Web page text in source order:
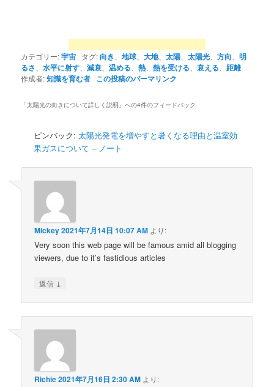
カテゴリー:宇宙 タグ:向き 、地球 、大地、太陽 、太陽光 、方向 、明
るさ
、水平に射す 、減衰 、温める 、熱 、熱を受ける 、衰える 、距離
作成者:知識を育む者 この投稿のパーマリンク
「太陽光の向きについて詳しく説明 」への4件のフィードバック
ピンバック:太陽光発電を増やすと暑くなる理由と温室効
果ガスについて – ノート
Mickey2021年7月14日 10:07 AM より:
Very soon this web page will be famous amid all blogging
viewers, due to it’s fastidious articles
返信 ↓
Richie2021年7月16日 2:30 AM より: